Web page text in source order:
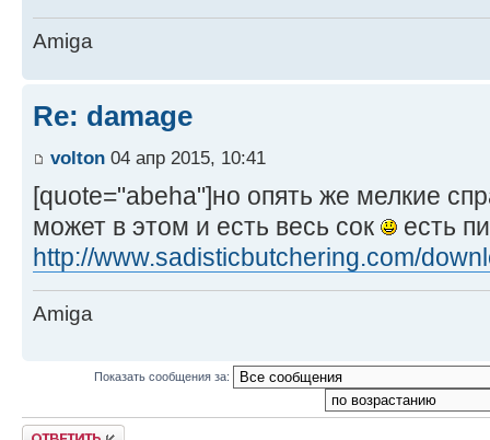
Amiga
Re: damage
volton 04 апр 2015, 10:41
[quote="abeha"]но опять же мелкие
может в этом и есть весь сок
есть
http://www.sadisticbutchering.com/
Amiga
Показать сообщения за:
Ответить